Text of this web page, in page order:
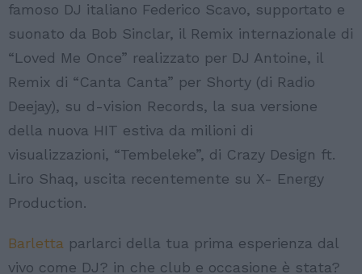
famoso DJ italiano Federico Scavo, supportato e
suonato da Bob Sinclar, il Remix internazionale di
“Loved Me Once” realizzato per DJ Antoine, il
Remix di “Canta Canta” per Shorty (di Radio
Deejay), su d-vision Records, la sua versione
della nuova HIT estiva da milioni di
visualizzazioni, “Tembeleke”, di Crazy Design ft.
Liro Shaq, uscita recentemente su X- Energy
Production.
Barletta parlarci della tua prima esperienza dal
vivo come DJ? in che club e occasione è stata?